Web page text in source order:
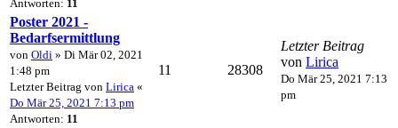
Antworten: 11
Poster 2021 -
Bedarfsermittlung
von Oldi » Di Mär 02, 2021
1:48 pm
Letzter Beitrag von Lirica «
Do Mär 25, 2021 7:13 pm
Antworten: 11
11 28308
Letzter Beitrag
von Lirica
Do Mär 25, 2021 7:13
pm